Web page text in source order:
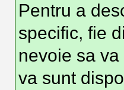
Pentru a
specific, fie
nevoie sa
va sunt